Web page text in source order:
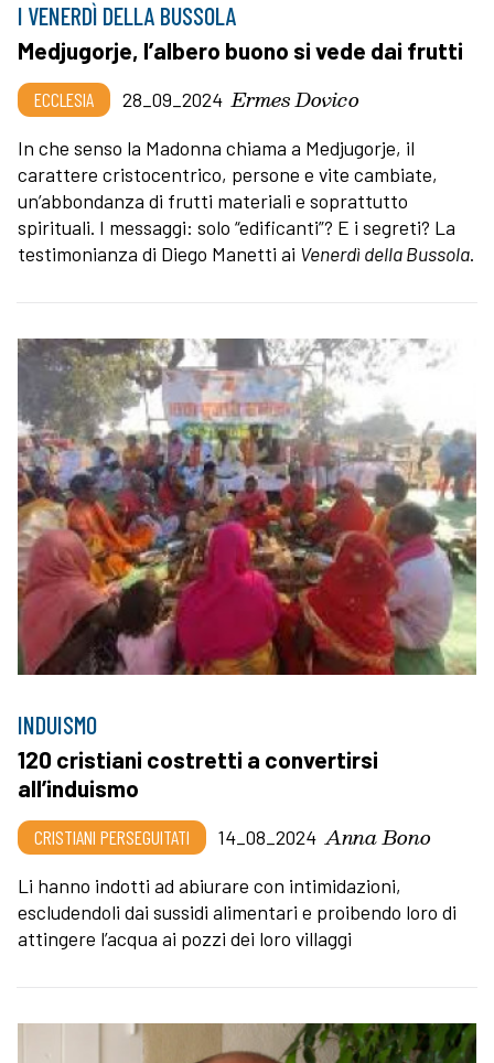
I VENERDÌ DELLA BUSSOLA
Medjugorje, l’albero buono si vede dai frutti
ECCLESIA 28_09_2024 Ermes Dovico
In che senso la Madonna chiama a Medjugorje, il
carattere cristocentrico, persone e vite cambiate,
un’abbondanza di frutti materiali e soprattutto
spirituali. I messaggi: solo “edificanti”? E i segreti? La
testimonianza di Diego Manetti ai Venerdì della Bussola.
INDUISMO
120 cristiani costretti a convertirsi
all’induismo
CRISTIANI PERSEGUITATI 14_08_2024 Anna Bono
Li hanno indotti ad abiurare con intimidazioni,
escludendoli dai sussidi alimentari e proibendo loro di
attingere l’acqua ai pozzi dei loro villaggi